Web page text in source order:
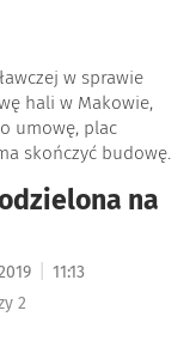
w sprawie
hali w Makowie,
umowę, plac
skończyć budowę.
na
11:13
2